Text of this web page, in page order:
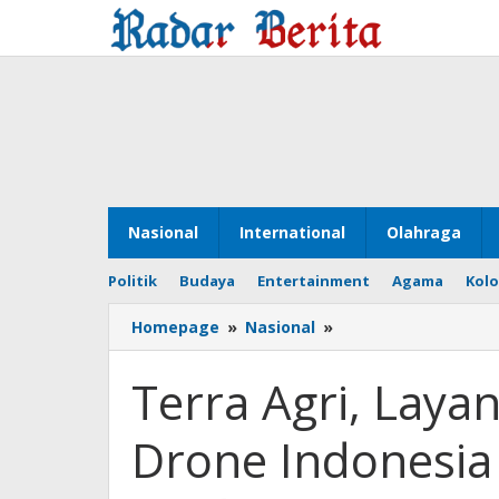
konten
Nasional International Olahraga
Politik Budaya Entertainment Agama
Homepage » Nasional »
Agri,
Pertanian
Terra
Drone
Indonesia
Terra Agri,
Drone